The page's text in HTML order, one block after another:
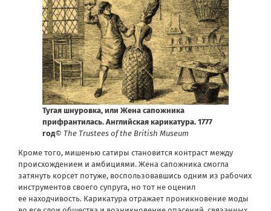
Тугая шнуровка, или Жена сапожника
прифрантилась. Английская карикатура. 1777
год© The Trustees of the British Museum
Кроме того, мишенью сатиры становится контраст между
происхождением и амбициями. Жена сапожника смогла
затянуть корсет потуже, воспользовавшись одним из рабочих
инструментов своего супруга, но тот не оценил
ее находчивость. Карикатура отражает проникновение моды